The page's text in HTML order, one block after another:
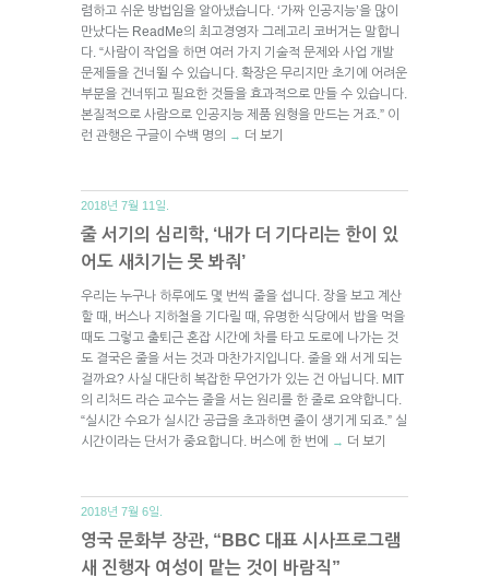
렴하고 쉬운 방법임을 알아냈습니다. ‘가짜 인공지능’을 많이
만났다는 ReadMe의 최고경영자 그레고리 코버거는 말합니
다. “사람이 작업을 하면 여러 가지 기술적 문제와 사업 개발
문제들을 건너뛸 수 있습니다. 확장은 무리지만 초기에 어려운
부분을 건너뛰고 필요한 것들을 효과적으로 만들 수 있습니다.
본질적으로 사람으로 인공지능 제품 원형을 만드는 거죠.” 이
런 관행은 구글이 수백 명의
→ 더 보기
2018년 7월 11일.
줄 서기의 심리학, ‘내가 더 기다리는 한이 있
어도 새치기는 못 봐줘’
우리는 누구나 하루에도 몇 번씩 줄을 섭니다. 장을 보고 계산
할 때, 버스나 지하철을 기다릴 때, 유명한 식당에서 밥을 먹을
때도 그렇고 출퇴근 혼잡 시간에 차를 타고 도로에 나가는 것
도 결국은 줄을 서는 것과 마찬가지입니다. 줄을 왜 서게 되는
걸까요? 사실 대단히 복잡한 무언가가 있는 건 아닙니다. MIT
의 리처드 라슨 교수는 줄을 서는 원리를 한 줄로 요약합니다.
“실시간 수요가 실시간 공급을 초과하면 줄이 생기게 되죠.” 실
시간이라는 단서가 중요합니다. 버스에 한 번에
→ 더 보기
2018년 7월 6일.
영국 문화부 장관, “BBC 대표 시사프로그램
새 진행자 여성이 맡는 것이 바람직”